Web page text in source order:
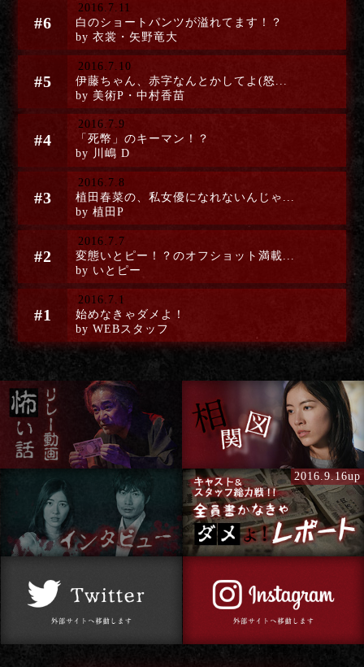
#6
2016.7.11
白のショートパンツが溢れてます！？
by 衣裳・矢野竜大
#5
2016.7.10
伊藤ちゃん、赤字なんとかしてよ(怒...
by 美術P・中村香苗
#4
2016.7.9
「死幣」のキーマン！？
by 川嶋 D
#3
2016.7.8
植田春菜の、私女優になれないんじゃ...
by 植田P
#2
2016.7.7
変態いとピー！？のオフショット満載...
by いとピー
#1
2016.7.1
始めなきゃダメよ！
by WEBスタッフ
2016.9.16up